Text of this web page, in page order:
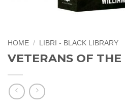
HOME / LIBRI - BLACK LIBRARY
VETERANS OF